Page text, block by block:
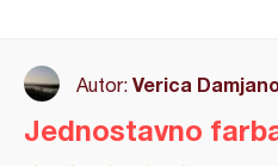
Autor: Verica
Jednostavno